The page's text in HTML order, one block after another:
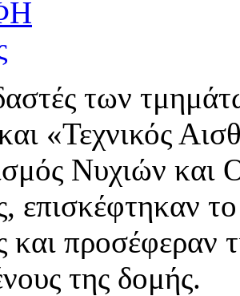
των
«Τεχνικός
Νυχιών και
επισκέφτηκαν
και προσέφεραν
της δομής.